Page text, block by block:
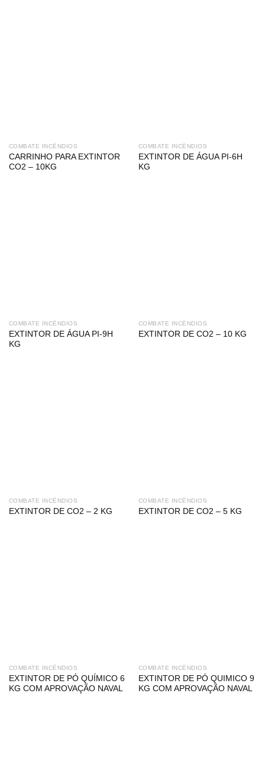
COMBATE INCÊNDIOS
CARRINHO PARA EXTINTOR
CO2 – 10KG
COMBATE INCÊNDIOS
EXTINTOR DE ÁGUA PI-6H
KG
COMBATE INCÊNDIOS
EXTINTOR DE ÁGUA PI-9H
KG
COMBATE INCÊNDIOS
EXTINTOR DE CO2 – 10 KG
COMBATE INCÊNDIOS
EXTINTOR DE CO2 – 2 KG
COMBATE INCÊNDIOS
EXTINTOR DE CO2 – 5 KG
COMBATE INCÊNDIOS
EXTINTOR DE PÓ QUÍMICO 6
KG COM APROVAÇÃO NAVAL
COMBATE INCÊNDIOS
EXTINTOR DE PÓ QUIMICO 9
KG COM APROVAÇÃO NAVAL